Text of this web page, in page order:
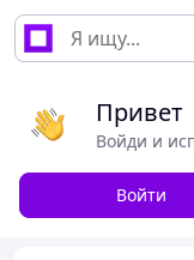
Привет
Войди и
Войти